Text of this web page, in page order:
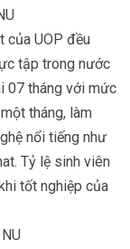
của UOP đều
tập trong nước
07 tháng với mức
tháng, làm
nổi tiếng như
Tỷ lệ sinh viên
tốt nghiệp của